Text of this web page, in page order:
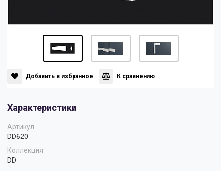
Пилястры
Плинтусы
Скрытое освещение
Нео Классика
Султан
Хай Тек
Добавить в избранное К сравнению
Характеристики
Артикул
DD620
Коллекция
DD